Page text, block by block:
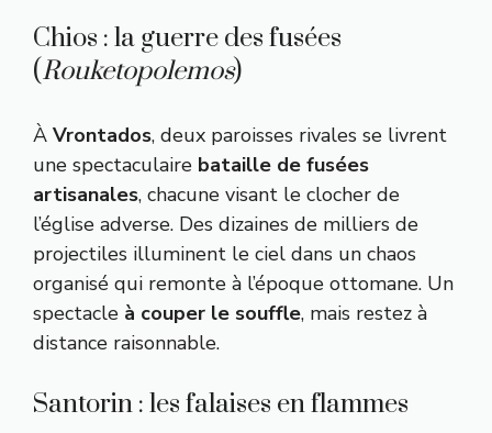
Chios : la guerre des fusées
(Rouketopolemos)
À Vrontados, deux paroisses rivales se livrent
une spectaculaire bataille de fusées
artisanales, chacune visant le clocher de
l’église adverse. Des dizaines de milliers de
projectiles illuminent le ciel dans un chaos
organisé qui remonte à l’époque ottomane. Un
spectacle à couper le souffle, mais restez à
distance raisonnable.
Santorin : les falaises en flammes